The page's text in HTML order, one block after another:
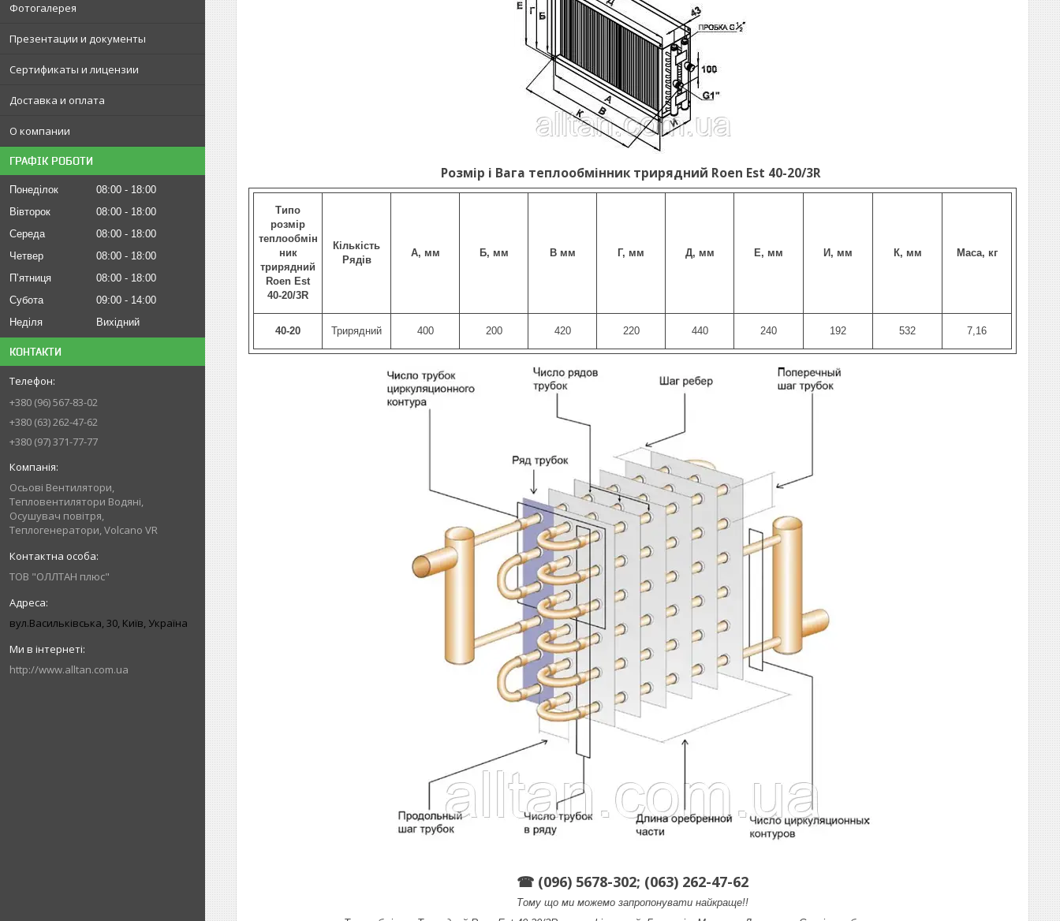
Фотогалерея
Презентации и документы
Сертификаты и лицензии
Доставка и оплата
О компании
ГРАФІК РОБОТИ
Понеділок 08:00
18:00
Вівторок
08:00
18:00
Середа
08:00
18:00
Четвер
08:00
18:00
Пʼятниця
08:00
18:00
Субота
09:00
14:00
Неділя
Вихідний
КОНТАКТИ
+380 (96) 567-83-02
+380 (63) 262-47-62
+380 (97) 371-77-77
Осьові Вентилятори,
Тепловентилятори Водяні,
Осушувач повітря,
Теплогенератори, Volcano VR
ТОВ "ОЛЛТАН плюс"
вул.Васильківська, 30, Київ, Україна
http://www.alltan.com.ua
Розмір і Вага теплообмінник трирядний Roen Est 40-20/3R
Типо
розмір
теплообмін
ник
трирядний
Roen Est
40-20/3R
Кількість
Рядів
А, мм Б, мм В мм Г, мм Д, мм Е, мм И, мм К, мм Маса, кг
40-20 Трирядний 400 200 420 220 440 240 192 532 7,16
☎ (096) 5678-302; (063) 262-47-62
Тому що ми можемо запропонувати найкраще!!